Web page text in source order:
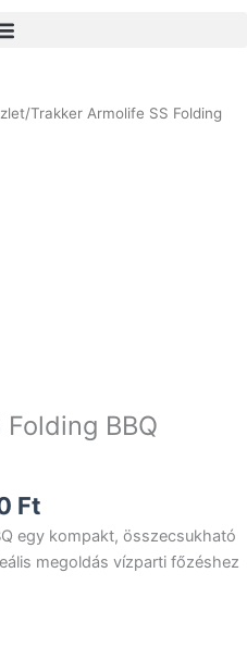
/Trakker Armolife SS Folding
BBQ
Ft
price
is:
egy kompakt, összecsukható
megoldás vízparti főzéshez